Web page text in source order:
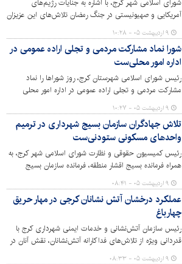
شورای اسلامی شهر کرج، با اشاره به جنایات رژیم‌های
آمریکایی و صهیونیستی در جنگ رمضان تلاش‌های این عزیزان
را مورد تجلیل و ستایش قرار داد.
۹ اردیبهشت ۰۵ - ۱۰:۲۸
شورا نماد مشارکت مردمی و تجلی اراده عمومی در
اداره امور محلی‌ست
رئیس شورای اسلامی شهرستان کرج، روز شوراها را نماد
مشارکت مردمی و تجلی اراده عمومی در اداره امور محلی‌
عنوان کرد و این زمان را فرصتی مغتنم برای تجلیل از نقش
سازنده شوراها در توسعه پایدار، حل مسائل شهری، تقویت
همبستگی اجتماعی و تحقق عدالت‌محوری در خدمت‌رسانی
ارزیابی کرد.
۹ اردیبهشت ۰۵ - ۱۰:۲۷
تلاش جهادگران سازمان بسیج شهرداری در ترمیم
واحدهای مسکونی ستودنی‌ست
رئیس کمیسیون حقوقی و نظارت شورای اسلامی شهر کرج، به
همراه فرمانده بسیج اقشار منطقه، فرمانده سازمان بسیج
شهرداری کرج،جانشین و شورای فرماندهی سازمان بسیج
شهرداری،فرمانده حوزه خواهران شهیده فائزه رحیمی و مدیر
منطقه ۹ شهرداری از فعالیت‌های گروه جهادگران بسیج در
ترمیم و بهسازی واحدهای مسکونی تخریب‌شده توسط رژیم
صهیونیستی و آمریکای جنایتکار در جریان جنگ رمضان بازدید
و از تلاش جهادی ایشان تقدیر نمود.
۹ اردیبهشت ۰۵ - ۰۸:۴۱
عملکرد درخشان آتش نشانان کرجی در مهار حریق
چهارباغ
رئیس سازمان آتش‌نشانی و خدمات ایمنی شهرداری کرج با
قدردانی ویژه از تلاش‌های فداکارانه آتش‌نشانان، نقش آنان در
مهار حریق گسترده کارخانه چسب واقع در چهارباغ را ستود.
۹ اردیبهشت ۰۵ - ۰۸:۳۳